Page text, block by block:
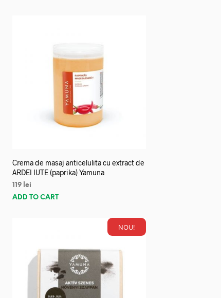
Crema de masaj anticelulita cu extract de
ARDEI IUTE (paprika) Yamuna
119 lei
ADD TO CART
NOU!